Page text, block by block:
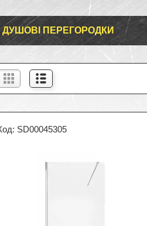
ДУШОВІ ПЕРЕГОРОДКИ
SD00045305